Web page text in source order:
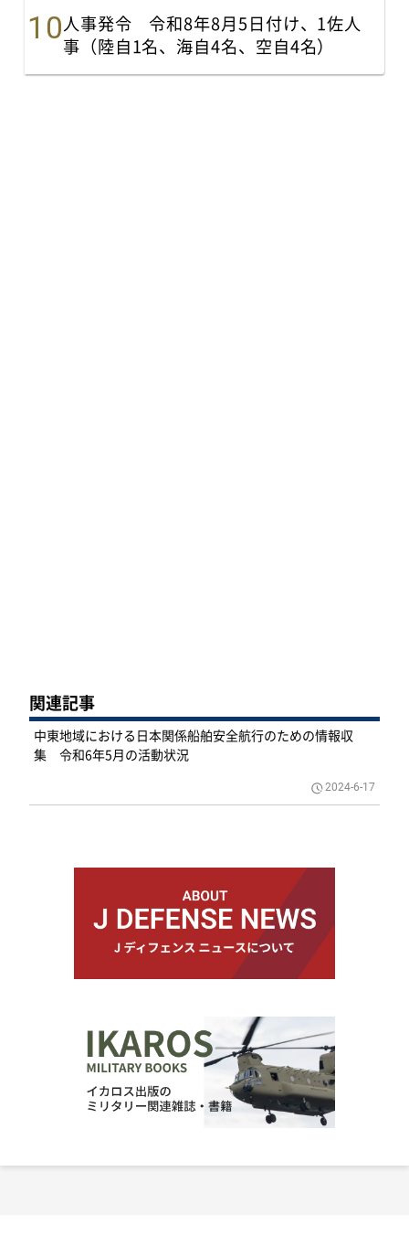
人事発令 令和8年8月5日付け、1佐人
事（陸自1名、海自4名、空自4名）
関連記事
中東地域における日本関係船舶安全航行のための情報収
集 令和6年5月の活動状況
2024-6-17